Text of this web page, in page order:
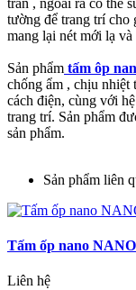
tường để trang trí cho
mang lại nét mới lạ
Sản phẩm tấm ôp
chống ẩm , chịu nhiệt
cách điện, cùng với
trang trí. Sản phẩm
sản phẩm.
Sản phẩm liên
Tấm ốp nano
Liên hệ